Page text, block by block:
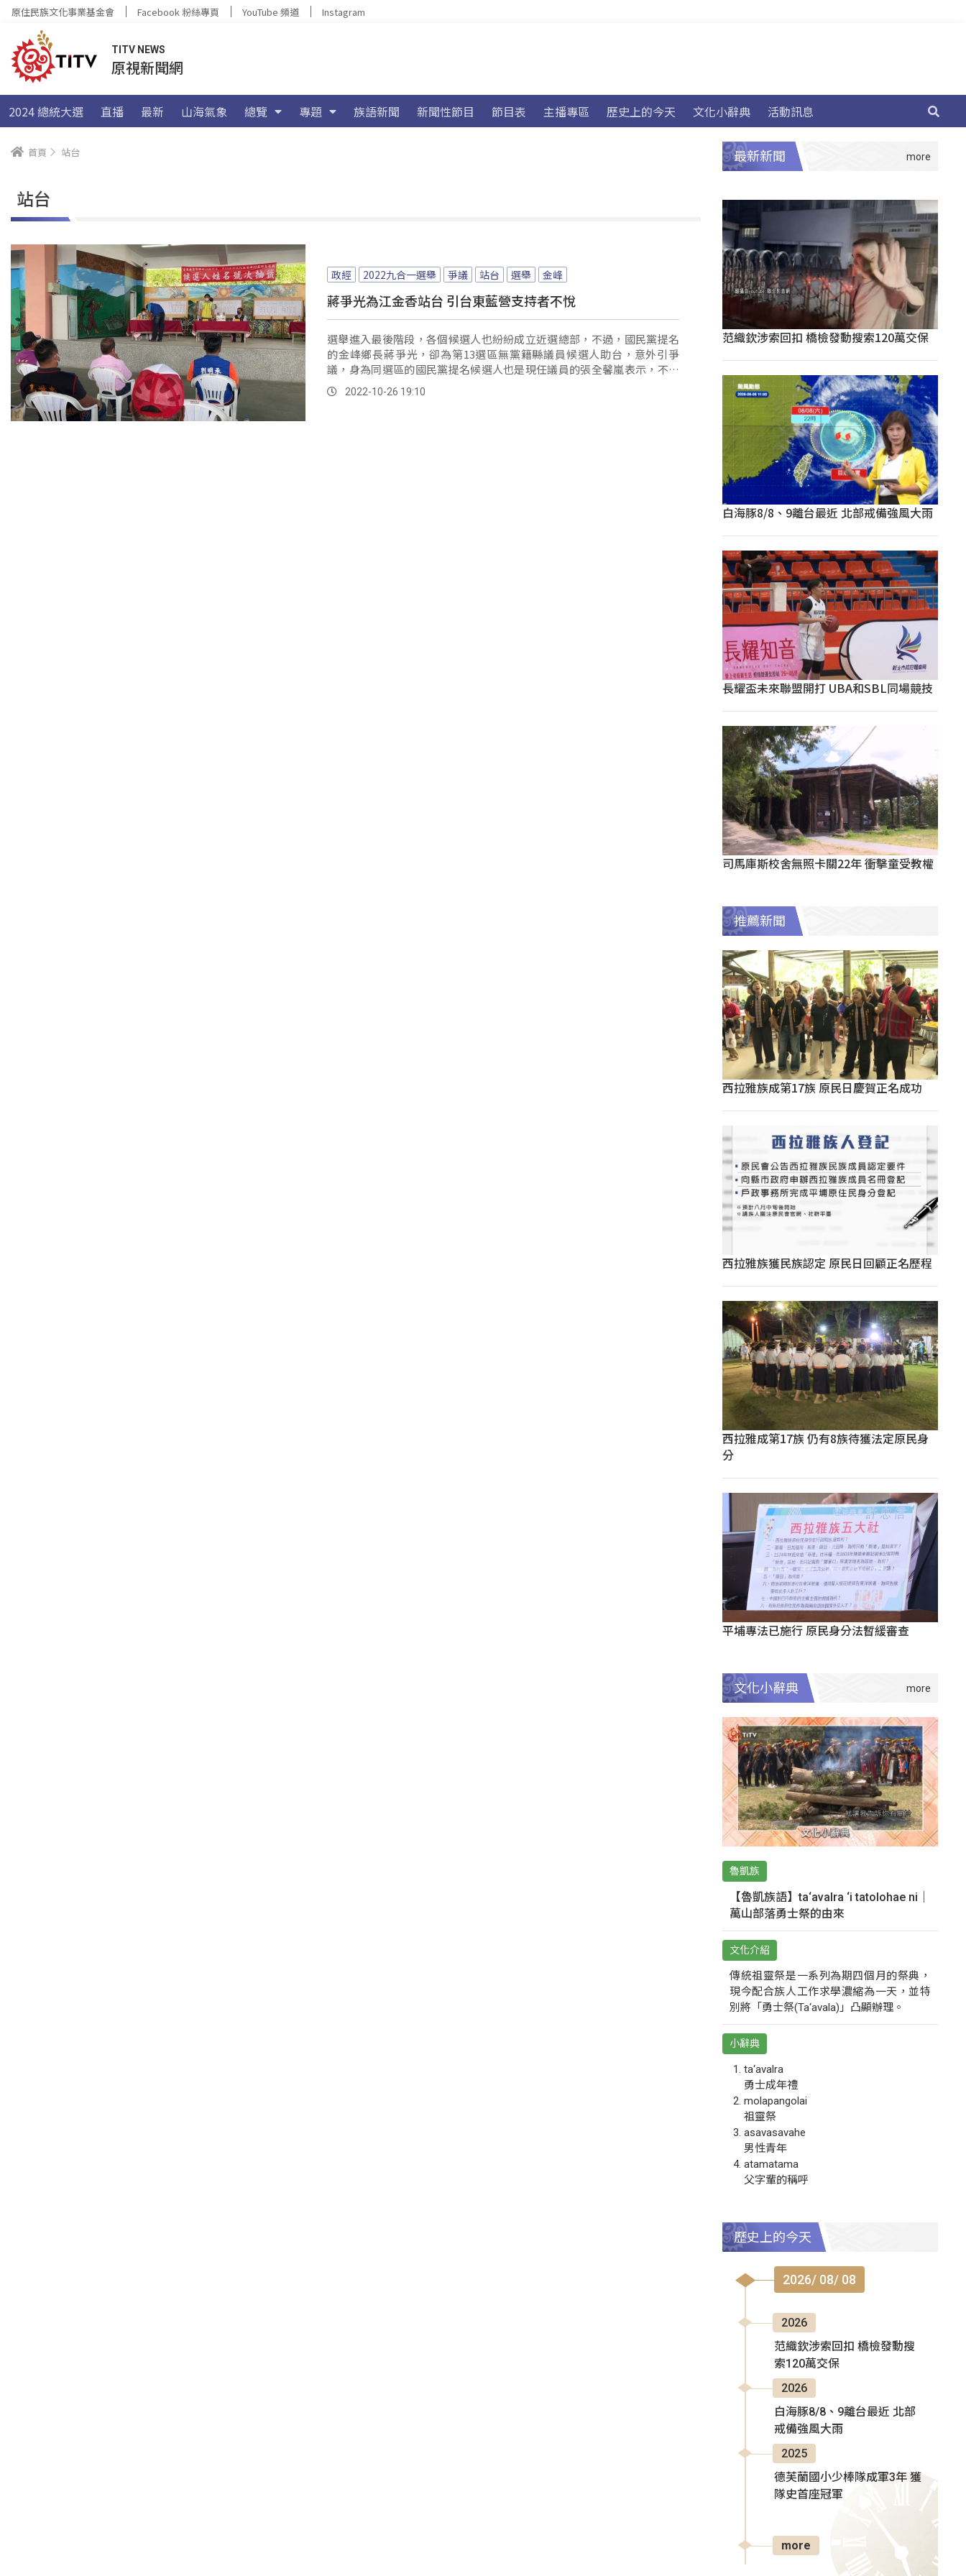
原住民族文化事業基金會 Facebook 粉絲專頁 YouTube 頻道 Instagram
TITV NEWS
原視新聞網
2024 總統大選 直播 最新 山海氣象 總覽 專題 族語新聞 新聞性節目 節目表 主播專區 歷史上的今天 文化小辭典 活動訊息
首頁 站台
站台
政經 2022九合一選舉 爭議 站台 選舉 金峰
蔣爭光為江金香站台 引台東藍營支持者不悅
選舉進入最後階段，各個候選人也紛紛成立近選總部，不過，國民黨提名
的金峰鄉長蔣爭光，卻為第13選區無黨籍縣議員候選人助台，意外引爭
議，身為同選區的國民黨提名候選人也是現任議員的張全馨嵐表示，不在
意而且會...。
2022-10-26 19:10
最新新聞
范織欽涉索回扣 橋檢發動搜索120萬交保
白海豚8/8、9離台最近 北部戒備強風大雨
長耀盃未來聯盟開打 UBA和SBL同場競技
司馬庫斯校舍無照卡關22年 衝擊童受教權
推薦新聞
西拉雅族成第17族 原民日慶賀正名成功
西拉雅族獲民族認定 原民日回顧正名歷程
西拉雅成第17族 仍有8族待獲法定原民身
分
平埔專法已施行 原民身分法暫緩審查
文化小辭典
魯凱族
【魯凱族語】ta‘avalra ‘i tatolohae ni｜
萬山部落勇士祭的由來
文化介紹
傳統祖靈祭是一系列為期四個月的祭典，
現今配合族人工作求學濃縮為一天，並特
別將「勇士祭(Ta‘avala)」凸顯辦理。
小辭典
ta‘avalra
勇士成年禮
molapangolai
祖靈祭
asavasavahe
男性青年
atamatama
父字輩的稱呼
歷史上的今天
2026/ 08/ 08
2026
范織欽涉索回扣 橋檢發動搜
索120萬交保
2026
白海豚8/8、9離台最近 北部
戒備強風大雨
2025
德芙蘭國小少棒隊成軍3年 獲
隊史首座冠軍
more